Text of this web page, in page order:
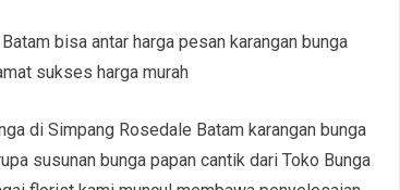
bisa antar harga pesan karangan bunga
sukses harga murah
di Simpang Rosedale Batam karangan bunga
susunan bunga papan cantik dari Toko Bunga